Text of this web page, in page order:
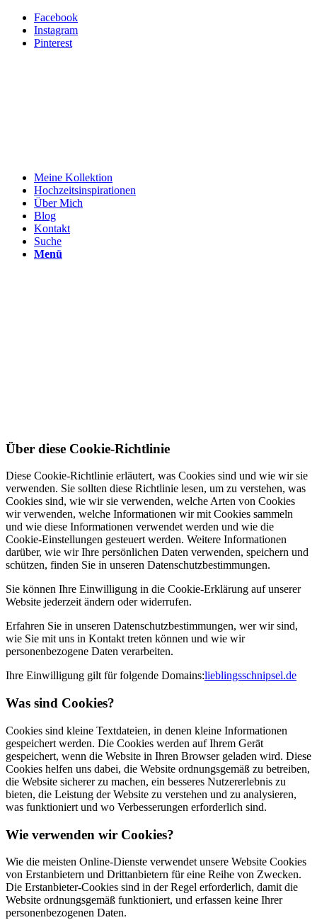
Facebook
Instagram
Pinterest
Meine Kollektion
Hochzeitsinspirationen
Über Mich
Blog
Kontakt
Suche
Menü
Über diese Cookie-Richtlinie
Diese Cookie-Richtlinie erläutert, was Cookies sind und wie wir sie
verwenden. Sie sollten diese Richtlinie lesen, um zu verstehen, was
Cookies sind, wie wir sie verwenden, welche Arten von Cookies
wir verwenden, welche Informationen wir mit Cookies sammeln
und wie diese Informationen verwendet werden und wie die
Cookie-Einstellungen gesteuert werden. Weitere Informationen
darüber, wie wir Ihre persönlichen Daten verwenden, speichern und
schützen, finden Sie in unseren Datenschutzbestimmungen.
Sie können Ihre Einwilligung in die Cookie-Erklärung auf unserer
Website jederzeit ändern oder widerrufen.
Erfahren Sie in unseren Datenschutzbestimmungen, wer wir sind,
wie Sie mit uns in Kontakt treten können und wie wir
personenbezogene Daten verarbeiten.
Ihre Einwilligung gilt für folgende Domains:lieblingsschnipsel.de
Was sind Cookies?
Cookies sind kleine Textdateien, in denen kleine Informationen
gespeichert werden. Die Cookies werden auf Ihrem Gerät
gespeichert, wenn die Website in Ihren Browser geladen wird. Diese
Cookies helfen uns dabei, die Website ordnungsgemäß zu betreiben,
die Website sicherer zu machen, ein besseres Nutzererlebnis zu
bieten, die Leistung der Website zu verstehen und zu analysieren,
was funktioniert und wo Verbesserungen erforderlich sind.
Wie verwenden wir Cookies?
Wie die meisten Online-Dienste verwendet unsere Website Cookies
von Erstanbietern und Drittanbietern für eine Reihe von Zwecken.
Die Erstanbieter-Cookies sind in der Regel erforderlich, damit die
Website ordnungsgemäß funktioniert, und erfassen keine Ihrer
personenbezogenen Daten.